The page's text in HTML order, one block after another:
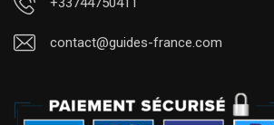
contact@guides-france.com